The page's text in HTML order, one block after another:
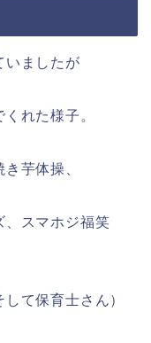
いましたが
れた様子。
芋体操、
、スマホジ福笑
て保育士さん）